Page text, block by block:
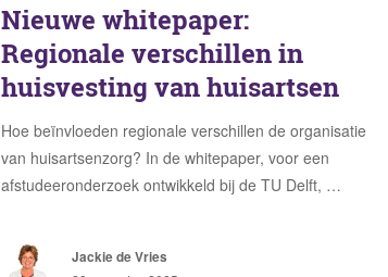
Nieuwe whitepaper:
Regionale verschillen in
huisvesting van huisartsen
Hoe beïnvloeden regionale verschillen de organisatie
van huisartsenzorg? In de whitepaper, voor een
afstudeeronderzoek ontwikkeld bij de TU Delft, …
Jackie de Vries